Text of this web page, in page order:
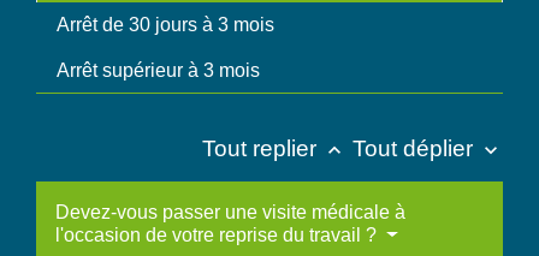
Arrêt de 30 jours à 3 mois
Arrêt supérieur à 3 mois
Tout replier keyboard_arrow_up Tout déplier keyboard_arrow_down
Devez-vous passer une visite médicale à
l'occasion de votre reprise du travail ?